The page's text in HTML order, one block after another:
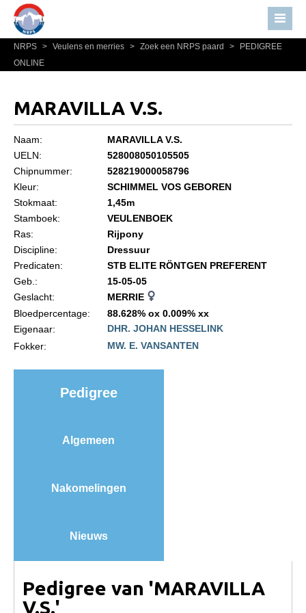
Home
Nieuws
Bestuur NRPS
Informatie
Statuten en reglementen
Privacyverklaring
Algemeen
Paardenpaspoort aanvragen
Import registratie
Informatie overschrijven paspoort
Animal Health Regulation
Marktplaats
Veel gestelde vragen
NRPS Select Sale
NRPS > Veulens en merries > Zoek een NRPS paard >
PEDIGREE
ONLINE
MARAVILLA V.S.
Naam:
MARAVILLA V.S.
UELN:
528008050105505
Chipnummer:
528219000058796
Kleur:
SCHIMMEL VOS GEBOREN
Stokmaat:
1,45m
Stamboek:
VEULENBOEK
Ras:
Rijpony
Discipline:
Dressuur
Predicaten:
STB ELITE RÖNTGEN PREFERENT
Geb.:
15-05-05
Geslacht:
MERRIE
Bloedpercentage:
88.628% ox 0.009% xx
Eigenaar:
DHR. JOHAN HESSELINK
Fokker:
MW. E. VANSANTEN
Pedigree
Algemeen
Nakomelingen
Nieuws
Pedigree van 'MARAVILLA
V.S.'